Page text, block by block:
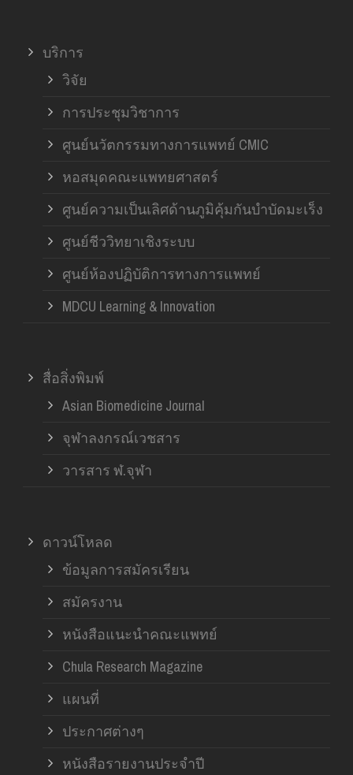
บริการ
วิจัย
การประชุมวิชาการ
ศูนย์นวัตกรรมทางการแพทย์ CMIC
หอสมุดคณะแพทยศาสตร์
ศูนย์ความเป็นเลิศด้านภูมิคุ้มกันบำบัดมะเร็ง
ศูนย์ชีววิทยาเชิงระบบ
ศูนย์ห้องปฏิบัติการทางการแพทย์
MDCU Learning & Innovation
สื่อสิ่งพิมพ์
Asian Biomedicine Journal
จุฬาลงกรณ์เวชสาร
วารสาร ฬ.จุฬา
ดาวน์โหลด
ข้อมูลการสมัครเรียน
สมัครงาน
หนังสือแนะนำคณะแพทย์
Chula Research Magazine
แผนที่
ประกาศต่างๆ
หนังสือรายงานประจำปี